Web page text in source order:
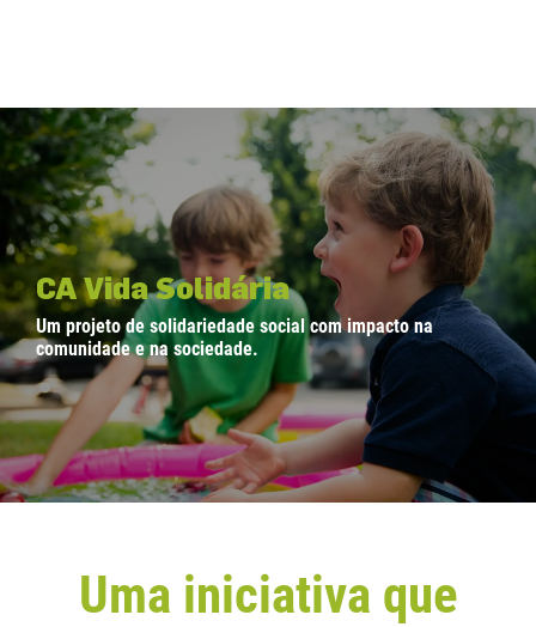
CA Vida Solidária
Um projeto de solidariedade social com impacto na
comunidade e na sociedade.
Uma iniciativa que